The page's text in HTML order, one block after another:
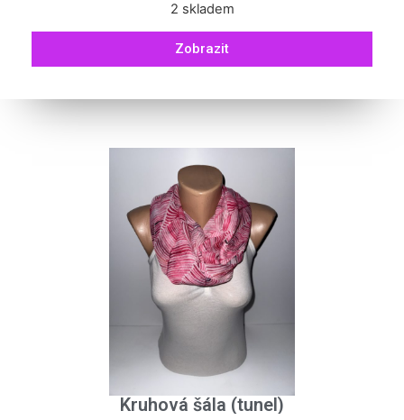
2 skladem
Zobrazit
Kruhová šála (tunel)